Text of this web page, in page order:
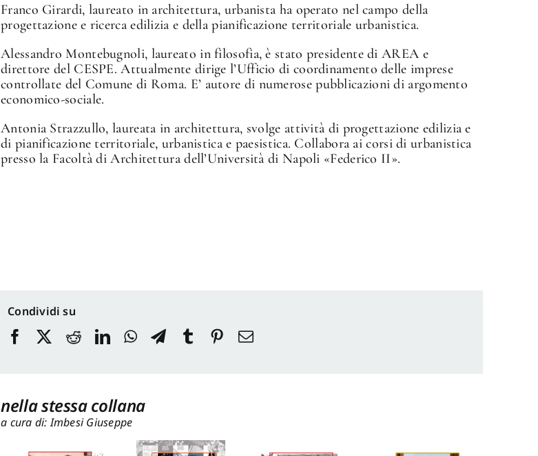
Franco Girardi, laureato in architettura, urbanista ha operato nel campo della
progettazione e ricerca edilizia e della pianificazione territoriale urbanistica.
Alessandro Montebugnoli, laureato in filosofia, è stato presidente di AREA e
direttore del CESPE. Attualmente dirige l’Ufficio di coordinamento delle imprese
controllate del Comune di Roma. E’ autore di numerose pubblicazioni di argomento
economico-sociale.
Antonia Strazzullo, laureata in architettura, svolge attività di progettazione edilizia e
di pianificazione territoriale, urbanistica e paesistica. Collabora ai corsi di urbanistica
presso la Facoltà di Architettura dell’Università di Napoli «Federico II».
Condividi su
nella stessa collana
a cura di: Imbesi Giuseppe